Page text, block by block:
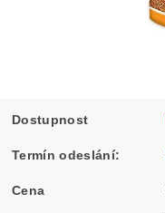
Dostupnost
Termín odeslání:
Cena